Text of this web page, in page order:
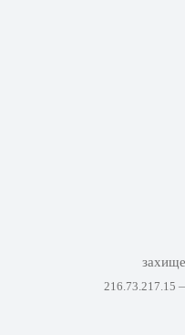
216.73.217.15